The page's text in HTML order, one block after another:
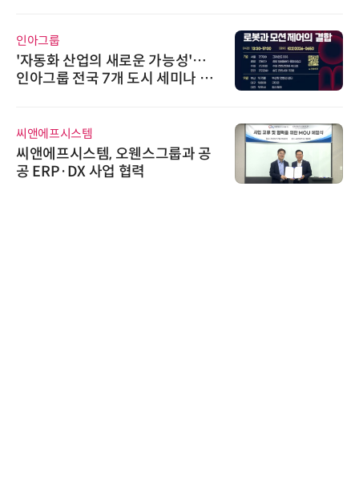
인아그룹
'자동화 산업의 새로운 가능성'…
인아그룹 전국 7개 도시 세미나 페
씨앤에프시스템
씨앤에프시스템, 오웬스그룹과 공
공 ERP·DX 사업 협력